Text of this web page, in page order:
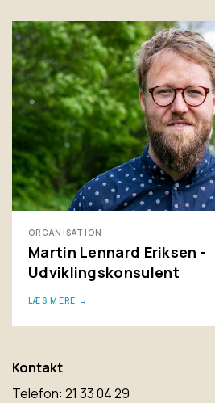
ORGANISATION
Martin Lennard Eriksen -
Udviklingskonsulent
LÆS MERE
Kontakt
Telefon: 21 33 04 29